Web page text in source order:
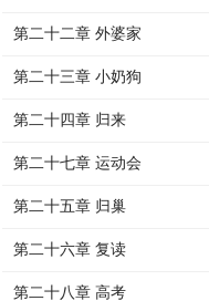
第二十二章 外婆家
第二十三章 小奶狗
第二十四章 归来
第二十七章 运动会
第二十五章 归巢
第二十六章 复读
第二十八章 高考